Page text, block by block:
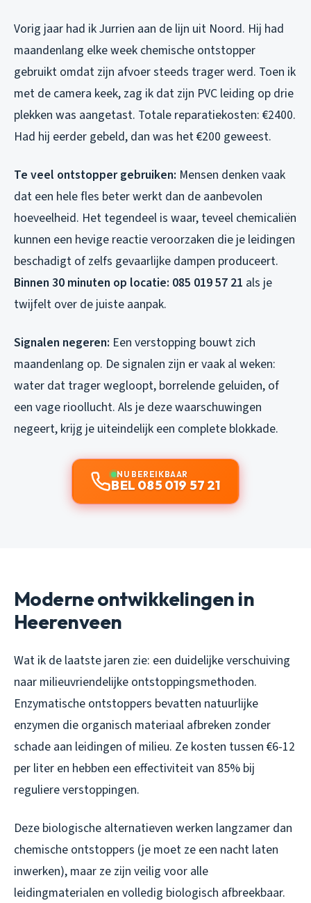
Vorig jaar had ik Jurrien aan de lijn uit Noord. Hij had
maandenlang elke week chemische ontstopper
gebruikt omdat zijn afvoer steeds trager werd. Toen ik
met de camera keek, zag ik dat zijn PVC leiding op drie
plekken was aangetast. Totale reparatiekosten: €2400.
Had hij eerder gebeld, dan was het €200 geweest.
Te veel ontstopper gebruiken: Mensen denken vaak
dat een hele fles beter werkt dan de aanbevolen
hoeveelheid. Het tegendeel is waar, teveel chemicaliën
kunnen een hevige reactie veroorzaken die je leidingen
beschadigt of zelfs gevaarlijke dampen produceert.
Binnen 30 minuten op locatie: 085 019 57 21 als je
twijfelt over de juiste aanpak.
Signalen negeren: Een verstopping bouwt zich
maandenlang op. De signalen zijn er vaak al weken:
water dat trager wegloopt, borrelende geluiden, of
een vage rioollucht. Als je deze waarschuwingen
negeert, krijg je uiteindelijk een complete blokkade.
NU BEREIKBAAR
BEL 085 019 57 21
Moderne ontwikkelingen in
Heerenveen
Wat ik de laatste jaren zie: een duidelijke verschuiving
naar milieuvriendelijke ontstoppingsmethoden.
Enzymatische ontstoppers bevatten natuurlijke
enzymen die organisch materiaal afbreken zonder
schade aan leidingen of milieu. Ze kosten tussen €6-12
per liter en hebben een effectiviteit van 85% bij
reguliere verstoppingen.
Deze biologische alternatieven werken langzamer dan
chemische ontstoppers (je moet ze een nacht laten
inwerken), maar ze zijn veilig voor alle
leidingmaterialen en volledig biologisch afbreekbaar.